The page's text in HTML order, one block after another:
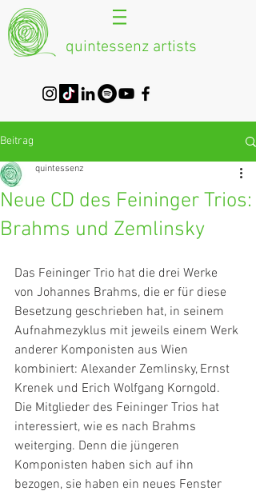
quintessenz artists
Beitrag
Neue CD des Feininger Trios:
Brahms und Zemlinsky
quintessenz
Das Feininger Trio hat die drei Werke
von Johannes Brahms, die er für diese
Besetzung geschrieben hat, in seinem
Aufnahmezyklus mit jeweils einem Werk
anderer Komponisten aus Wien
kombiniert: Alexander Zemlinsky, Ernst
Krenek und Erich Wolfgang Korngold.
Die Mitglieder des Feininger Trios hat
interessiert, wie es nach Brahms
weiterging. Denn die jüngeren
Komponisten haben sich auf ihn
bezogen, sie haben ein neues Fenster